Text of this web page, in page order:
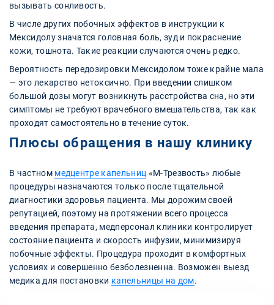
вызывать сонливость.
В числе других побочных эффектов в инструкции к
Мексидолу значатся головная боль, зуд и покраснение
кожи, тошнота. Такие реакции случаются очень редко.
Вероятность передозировки Мексидолом тоже крайне мала
— это лекарство нетоксично. При введении слишком
большой дозы могут возникнуть расстройства сна, но эти
симптомы не требуют врачебного вмешательства, так как
проходят самостоятельно в течение суток.
Плюсы обращения в нашу клинику
В частном медцентре капельниц «М-Трезвость» любые
процедуры назначаются только после тщательной
диагностики здоровья пациента. Мы дорожим своей
репутацией, поэтому на протяжении всего процесса
введения препарата, медперсонал клиники контролирует
состояние пациента и скорость инфузии, минимизируя
побочные эффекты. Процедура проходит в комфортных
условиях и совершенно безболезненна. Возможен выезд
медика для постановки капельницы на дом.